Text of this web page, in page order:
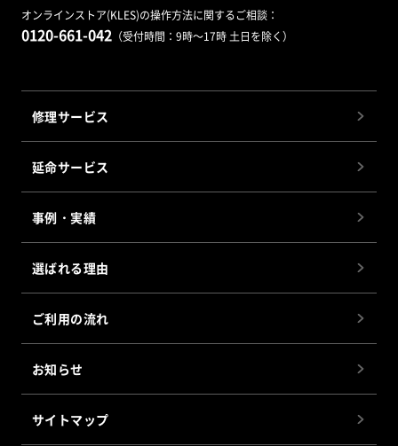
オンラインストア(KLES)の操作方法に関するご相談：
0120-661-042 （受付時間：9時～17時 土日を除く）
修理サービス
延命サービス
事例・実績
選ばれる理由
ご利用の流れ
お知らせ
サイトマップ